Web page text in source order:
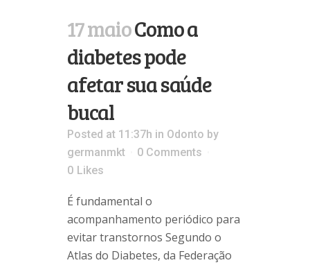
17 maioComo a
diabetes pode
afetar sua saúde
bucal
Posted at 11:37h in Odonto by
germanmkt
0 Comments
0 Likes
É fundamental o
acompanhamento periódico para
evitar transtornos Segundo o
Atlas do Diabetes, da Federação